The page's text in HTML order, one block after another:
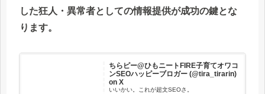
した狂人・異常者としての情報提供が成功の鍵とな
ります。
ちらピー@ひもニートFIRE子育てオワコ
ンSEOハッピーブロガー (@tira_tirarin)
on X
いいかい。これが超文SEOさ。